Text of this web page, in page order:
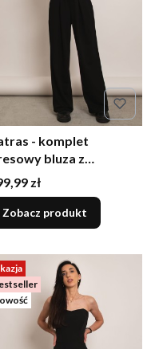
- komplet
bluza z
i szerokie
czarny
zł
Zobacz produkt